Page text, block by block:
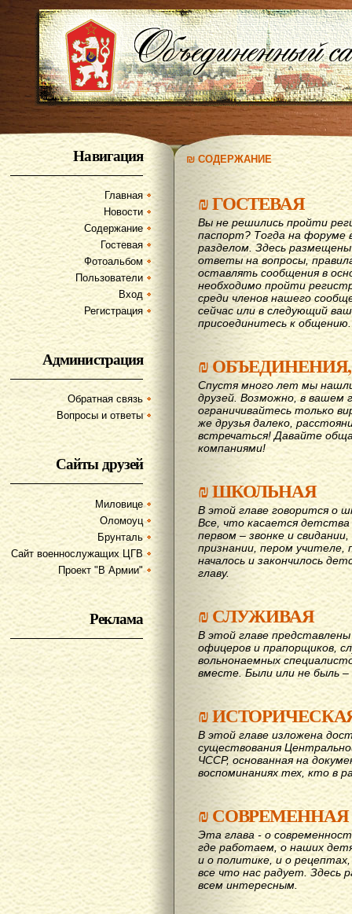
Навигация
Главная
Новости
Содержание
Гостевая
Фотоальбом
Пользователи
Вход
Регистрация
Администрация
Обратная связь
Вопросы и ответы
Сайты друзей
Миловице
Оломоуц
Брунталь
Сайт военнослужащих ЦГВ
Проект "В Армии"
Реклама
₪ СОДЕРЖАНИЕ
₪ГОСТЕВАЯ
Вы не решились пройти
паспорт? Тогда на форуме
разделом. Здесь
ответы на вопросы,
оставлять сообщения в
необходимо пройти
среди членов нашего
сейчас или в следующий
присоединитесь к общению.
₪
Спустя много лет мы
друзей. Возможно, в вашем
ограничивайтесь только
же друзья далеко,
вcтречаться! Давайте
компаниями!
₪ШКОЛЬНАЯ
В этой главе говорится о
Все, что касается
первом – звонке и
признании, пером учителе,
началось и закончилось
главу.
₪СЛУЖИВАЯ
В этой главе
офицеров и прапорщиков,
вольнонаемных
вместе. Были или не быль –
₪
В этой главе изложена
существования
ЧССР, основанная на
воспоминаниях тех, кто в
₪СОВРЕМЕННАЯ
Эта глава - о
где работаем, о наших
и о политике, и о
все что нас радует. Здесь
всем интересным.